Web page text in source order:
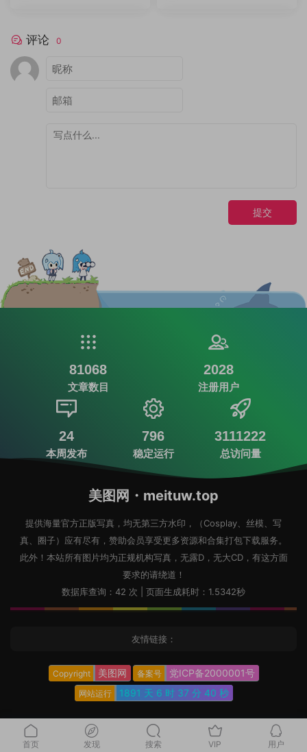
评论 0
提交
81068
文章数目
2028
注册用户
24
本周发布
796
稳定运行
3111222
总访问量
美图网・meituw.top
提供海量官方正版写真，均无第三方水印，（Cosplay、丝模、写
真、圈子）应有尽有，赞助会员享受更多资源和合集打包下载服务。
此外！本站所有图片均为正规机构写真，无露D，无大CD，有这方面
要求的请绕道！
数据库查询：42 次 | 页面生成耗时：1.5342秒
友情链接：
Copyright 美图网 备案号 党ICP备2000001号
网站运行 1891 天 6 时 37 分 41 秒
首页 发现 搜索 VIP 用户